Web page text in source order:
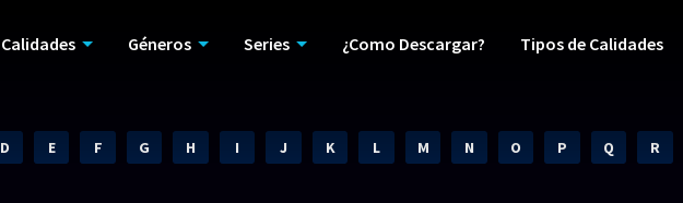
Calidades Géneros Series ¿Como Descargar? Tipos de Calidades
D E F G H I J K L M N O P Q R